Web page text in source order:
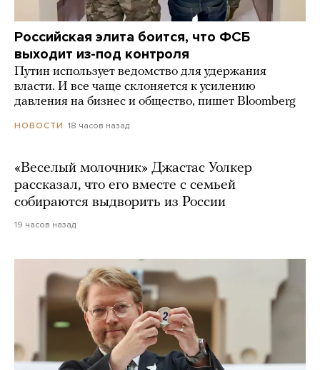
Российская элита боится, что ФСБ
выходит из-под контроля
Путин использует ведомство для удержания
власти. И все чаще склоняется к усилению
давления на бизнес и общество, пишет Bloomberg
НОВОСТИ 18 часов назад
«Веселый молочник» Джастас Уолкер
рассказал, что его вместе с семьей
собираются выдворить из России
19 часов назад